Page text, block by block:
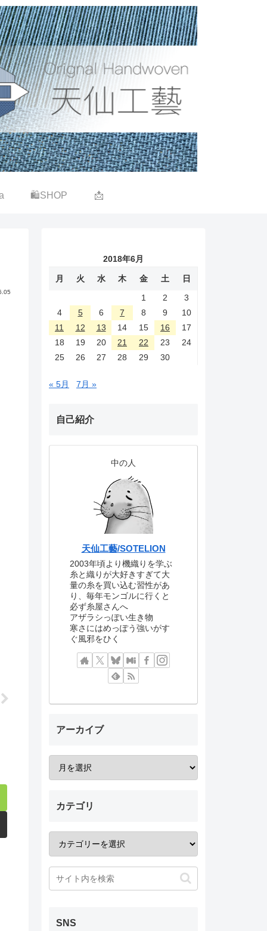
🛍SHOP 📩
2018年6月
月 火 水 木 金 土
日
1
2
3
4
5 6 7 8 9
10
11
12 13 14 15 16
17
18
19 20 21 22 23
24
25
26 27 28 29 30
« 5月 7月 »
自己紹介
中の人
天仙工藝/SOTELION
2003年頃より機織りを学ぶ
糸と織りが大好きすぎて大
量の糸を買い込む習性があ
り、毎年モンゴルに行くと
必ず糸屋さんへ
アザラシっぽい生き物
寒さにはめっぽう強いがす
ぐ風邪をひく
アーカイブ
カテゴリ
SNS